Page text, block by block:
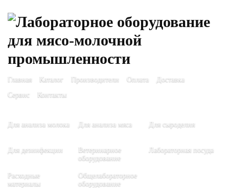
Главная Каталог Производители Оплата
Доставка
Сервис
Контакты
Для анализа молока Для анализа мяса Для сыроделия
Для дезинфекции
Ветеринарное
оборудование
Лабораторная посуда
Расходные
материалы
Общелабораторное
оборудование